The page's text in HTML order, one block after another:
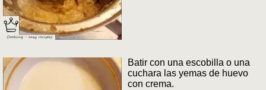
Batir con una escobilla o una
cuchara las yemas de huevo
con crema.